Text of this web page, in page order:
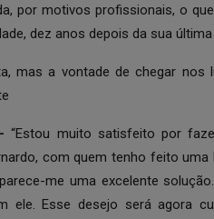
por motivos profissionais, o
dez anos depois da sua
mas a vontade de chegar
“Estou muito satisfeito por
com quem tenho feito
me uma excelente
ele. Esse desejo será agora